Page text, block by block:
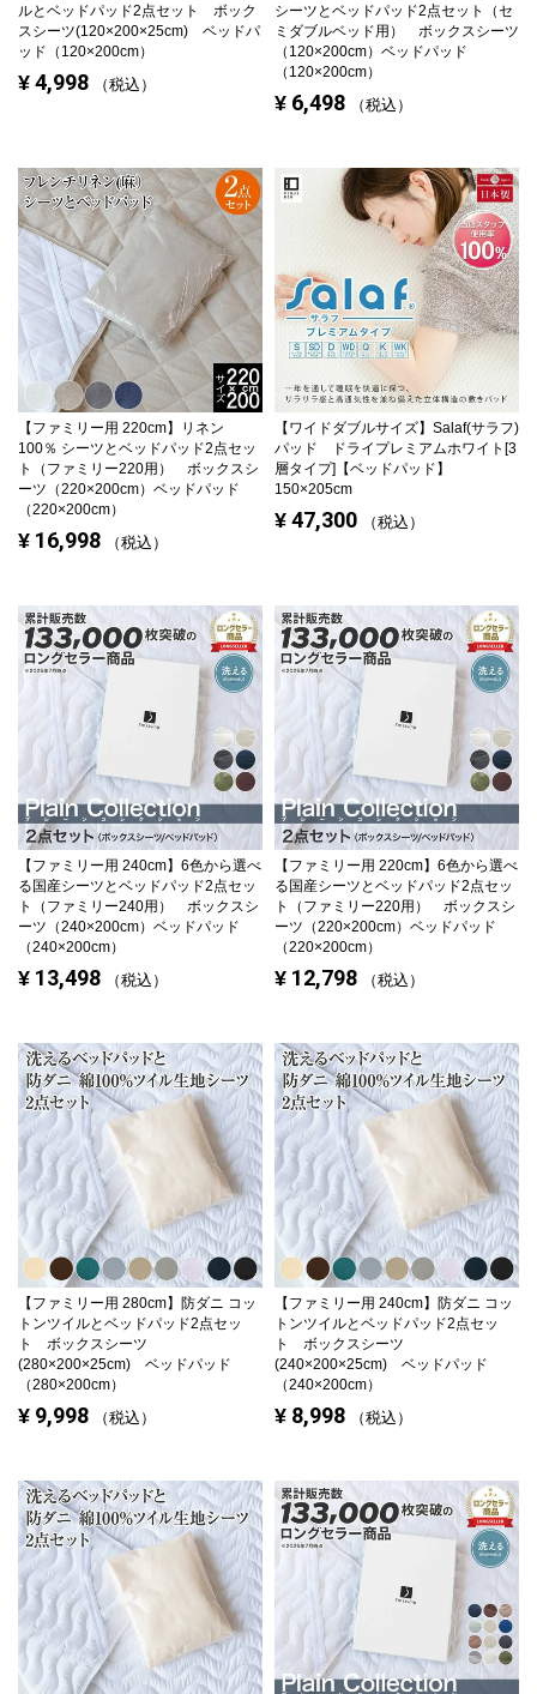
ルとベッドパッド2点セット ボック
スシーツ(120×200×25cm) ベッドパ
ッド（120×200cm）
¥ 4,998 税込
シーツとベッドパッド2点セット（セ
ミダブルベッド用） ボックスシーツ
（120×200cm）ベッドパッド
（120×200cm）
¥ 6,498 税込
【ファミリー用 220cm】
リネン
100％ シーツとベッドパッド2点セッ
ト（ファミリー220用） ボックスシ
ーツ（220×200cm）ベッドパッド
（220×200cm）
¥ 16,998 税込
【ワイドダブルサイズ】 Salaf(サラフ)
パッド ドライプレミアムホワイト[3
層タイプ]【ベッドパッド】
150×205cm
¥ 47,300 税込
【ファミリー用 240cm】 6色から選べ
る国産シーツとベッドパッド2点セッ
ト（ファミリー240用） ボックスシ
ーツ（240×200cm）ベッドパッド
（240×200cm）
¥ 13,498 税込
【ファミリー用 220cm】 6色から選べ
る国産シーツとベッドパッド2点セッ
ト（ファミリー220用） ボックスシ
ーツ（220×200cm）ベッドパッド
（220×200cm）
¥ 12,798 税込
【ファミリー用 280cm】 防ダニ コッ
トンツイルとベッドパッド2点セッ
ト ボックスシーツ
(280×200×25cm) ベッドパッド
（280×200cm）
¥ 9,998 税込
【ファミリー用 240cm】 防ダニ コッ
トンツイルとベッドパッド2点セッ
ト ボックスシーツ
(240×200×25cm) ベッドパッド
（240×200cm）
¥ 8,998 税込